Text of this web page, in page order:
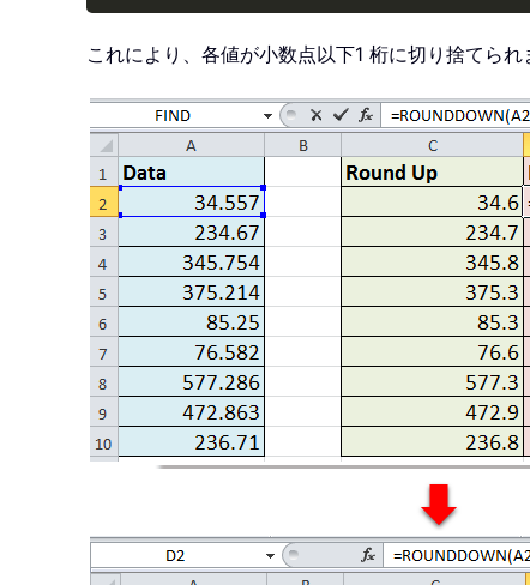
これにより、各値が小数点以下1 桁に切り捨てら